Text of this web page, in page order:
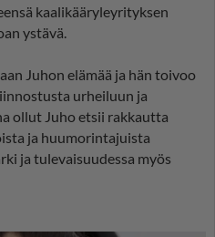
kaalikääryleyrityksen
ystävä.
Juhon elämää ja hän toivoo
urheiluun ja
ollut Juho etsii rakkautta
ja huumorintajuista
ja tulevaisuudessa myös